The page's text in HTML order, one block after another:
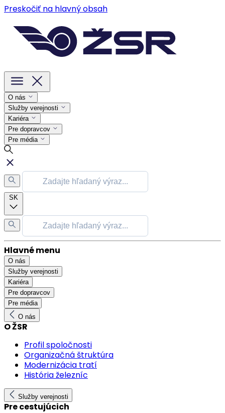
Preskočiť na hlavný obsah
O nás
Služby verejnosti
Kariéra
Pre dopravcov
Pre média
SK
Hlavné menu
O nás
Služby verejnosti
Kariéra
Pre dopravcov
Pre média
O nás
O ŽSR
Profil spoločnosti
Organizačná štruktúra
Modernizácia tratí
História železníc
Služby verejnosti
Pre cestujúcich